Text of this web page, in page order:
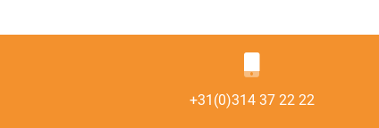
+31(0)314 37 22 22